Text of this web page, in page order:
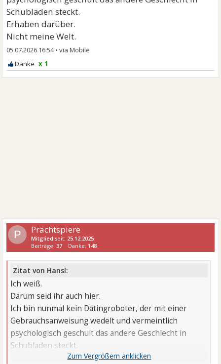
Schubladen steckt.
Erhaben darüber.
Nicht meine Welt.
05.07.2026 16:54•
x 1
P Prachtspiere
Mitglied seit: 25.12.2025
Beiträge: 37 Danke: 148
Zitat von Hansl:
Ich weiß.
Darum seid ihr auch hier.
Ich bin nunmal kein Datingroboter, der mit einer
Gebrauchsanweisung wedelt und vermeintlich
psychologisch geschult das andere Geschlecht in
Schubladen steckt.
Erhaben darüber.